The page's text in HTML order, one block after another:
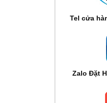
Tel cửa
Zalo Đặt